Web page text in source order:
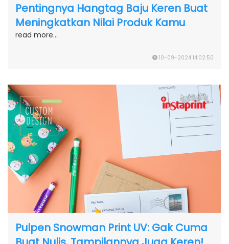
Pentingnya Hangtag Baju Keren Buat
Meningkatkan Nilai Produk Kamu
read more...
10-09-2024 14:02:50
Pulpen Snowman Print UV: Gak Cuma